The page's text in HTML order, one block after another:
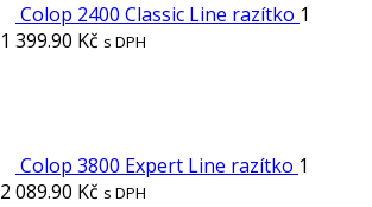
Colop 2400 Classic Line razítko 1
1 399.90 Kč s DPH
Colop 3800 Expert Line razítko 1
2 089.90 Kč s DPH